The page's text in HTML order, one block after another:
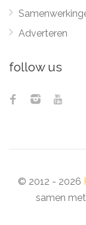
Adverteren
follow us
© 2012 - 2026
samen